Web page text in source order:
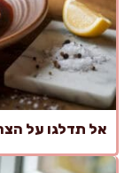
אל תדלגו על